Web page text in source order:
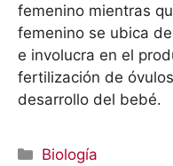
femenino mientras
femenino se ubica
e involucra en el
fertilización de
desarrollo del bebé.
Categorías
Biología